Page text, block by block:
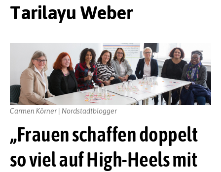
Tarilayu Weber
„Frauen schaffen doppelt
so viel auf High-Heels mit
Carmen Körner | Nordstadtblogger